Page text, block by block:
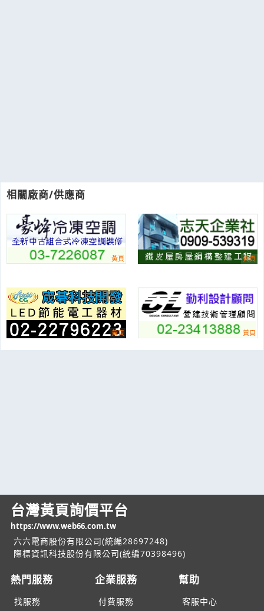
相關廠商/供應商
台灣黃頁詢價平台
https://www.web66.com.tw
六六電商股份有限公司(統編28697248)
際標資訊科技股份有限公司(統編70398496)
熱門服務
找服務
企業服務
付費服務
幫助
客服中心